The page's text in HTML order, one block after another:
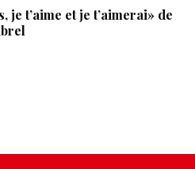
je t’aime et je t’aimerai» de